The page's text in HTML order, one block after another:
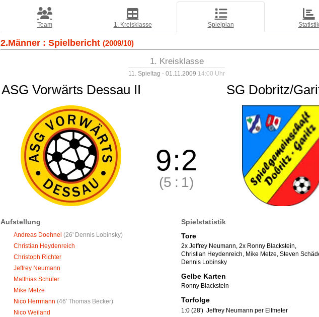
Team 1. Kreisklasse Spielplan Statistik
2.Männer : Spielbericht (2009/10)
1. Kreisklasse
11. Spieltag - 01.11.2009 14:00 Uhr
ASG Vorwärts Dessau II SG Dobritz/
9:2
(5 : 1)
Aufstellung
Andreas Doehnel (26' Dennis Lobinsky)
Christian Heydenreich
Christoph Richter
Jeffrey Neumann
Matthias Schüler
Mike Metze
Nico Herrmann (46' Thomas Becker)
Nico Weiland
Spielstatistik
Tore
2x Jeffrey Neumann 2x Ronny Blackstein
Christian Heydenreich Mike Metze Steven
Dennis Lobinsky
Gelbe Karten
Ronny Blackstein
Torfolge
1:0 (28') Jeffrey Neumann per Elfmeter